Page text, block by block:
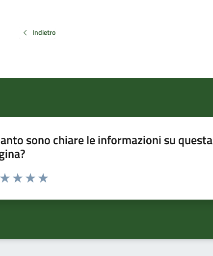
Indietro
sono chiare le informazioni su questa
da 1 a 5 stelle la pagina